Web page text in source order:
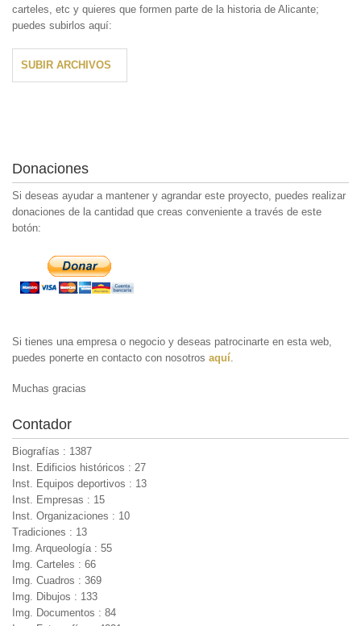
carteles, etc y quieres que formen parte de la historia de Alicante;
puedes subirlos aquí:
SUBIR ARCHIVOS
Donaciones
Si deseas ayudar a mantener y agrandar este proyecto, puedes realizar
donaciones de la cantidad que creas conveniente a través de este
botón:
Si tienes una empresa o negocio y deseas patrocinarte en esta web,
puedes ponerte en contacto con nosotros aquí
Muchas gracias
Contador
Biografías : 1387
Inst. Edificios históricos : 27
Inst. Equipos deportivos : 13
Inst. Empresas : 15
Inst. Organizaciones : 10
Tradiciones : 13
Img. Arqueología : 55
Img. Carteles : 66
Img. Cuadros : 369
Img. Dibujos : 133
Img. Documentos : 84